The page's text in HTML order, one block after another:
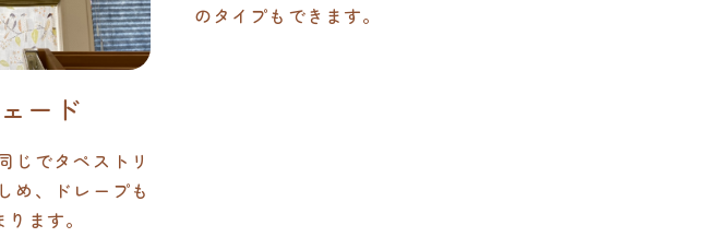
ード
じでタペストリ
め、ドレープも
ます。
のタイプもできます。